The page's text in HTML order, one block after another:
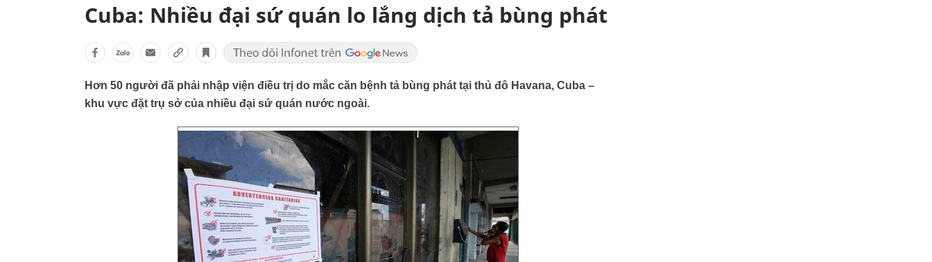
Cuba: Nhiều đại sứ quán lo lắng dịch tả bùng phát
Hơn 50 người đã phải nhập viện điều trị do mắc căn bệnh tả bùng phát tại thủ đô Havana, Cuba –
khu vực đặt trụ sở của nhiều đại sứ quán nước ngoài.